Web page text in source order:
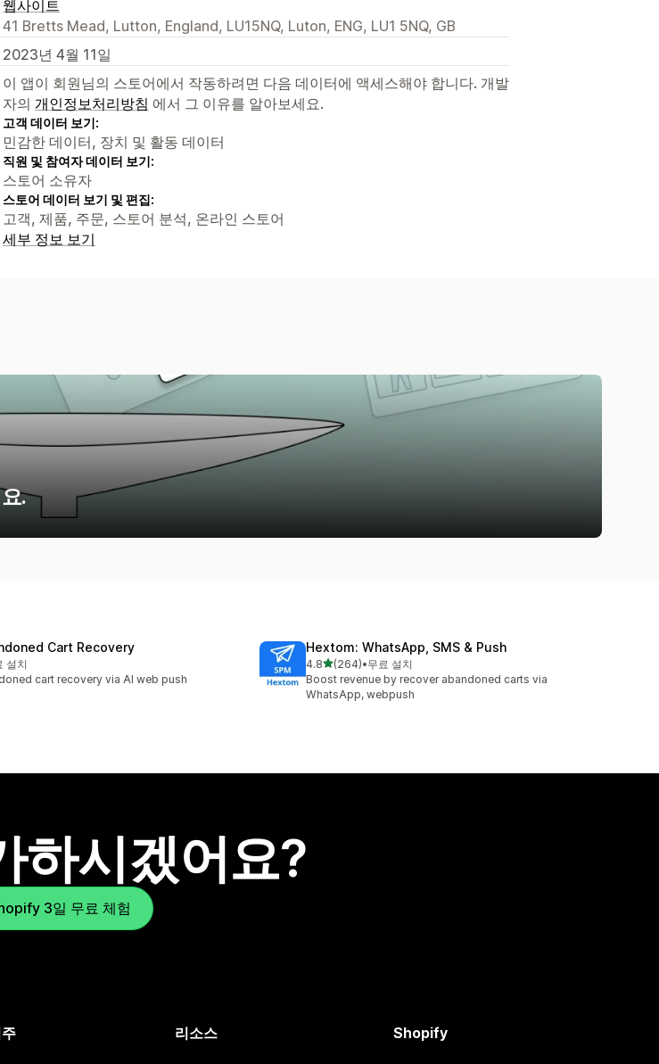
웹사이트
41 Bretts Mead, Lutton, England, LU15NQ, Luton, ENG, LU1 5NQ, GB
2023년 4월 11일
이 앱이 회원님의 스토어에서 작동하려면 다음 데이터에 액세스해야 합니다. 개발
자의 개인정보처리방침 에서 그 이유를 알아보세요.
고객 데이터 보기:
민감한 데이터, 장치 및 활동 데이터
직원 및 참여자 데이터 보기:
스토어 소유자
스토어 데이터 보기 및 편집:
고객, 제품, 주문, 스토어 분석, 온라인 스토어
세부 정보 보기
.
Cart Recovery
설치
cart recovery via AI web push
Hextom: WhatsApp, SMS & Push
4.8별 5개 중
(264)
총 리뷰 264개
•무료 설치
Boost revenue by recover abandoned carts via
WhatsApp, webpush
하시겠어요?
3일 무료 체험
리소스 Shopify